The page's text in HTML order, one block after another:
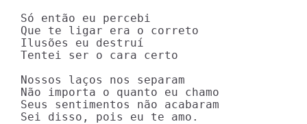
Só então eu percebi
Que te ligar era o correto
Ilusões eu destruí
Tentei ser o cara certo
Nossos laços nos separam
Não importa o quanto eu chamo
Seus sentimentos não acabaram
Sei disso, pois eu te amo.